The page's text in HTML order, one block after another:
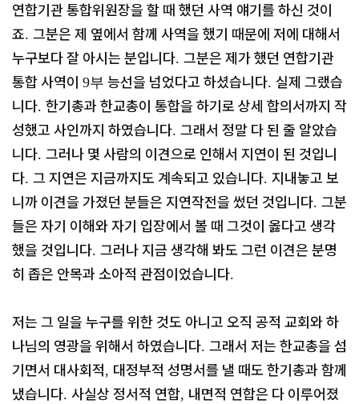
연합기관 통합위원장을 할 때 했던 사역 얘기를 하신 것이
죠. 그분은 제 옆에서 함께 사역을 했기 때문에 저에 대해서
누구보다 잘 아시는 분입니다. 그분은 제가 했던 연합기관
통합 사역이 9부 능선을 넘었다고 하셨습니다. 실제 그랬습
니다. 한기총과 한교총이 통합을 하기로 상세 합의서까지 작
성했고 사인까지 하였습니다. 그래서 정말 다 된 줄 알았습
니다. 그러나 몇 사람의 이견으로 인해서 지연이 된 것입니
다. 그 지연은 지금까지도 계속되고 있습니다. 지내놓고 보
니까 이견을 가졌던 분들은 지연작전을 썼던 것입니다. 그분
들은 자기 이해와 자기 입장에서 볼 때 그것이 옳다고 생각
했을 것입니다. 그러나 지금 생각해 봐도 그런 이견은 분명
히 좁은 안목과 소아적 관점이었습니다.
저는 그 일을 누구를 위한 것도 아니고 오직 공적 교회와 하
나님의 영광을 위해서 하였습니다. 그래서 저는 한교총을 섬
기면서 대사회적, 대정부적 성명서를 낼 때도 한기총과 함께
냈습니다. 사실상 정서적 연합, 내면적 연합은 다 이루어졌